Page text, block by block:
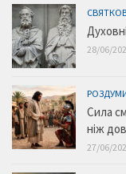
28/06/
Сила
ніж
27/06/